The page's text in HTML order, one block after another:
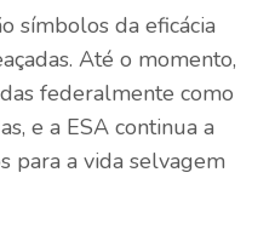
símbolos da eficácia
Até o momento,
federalmente como
e a ESA continua a
para a vida selvagem